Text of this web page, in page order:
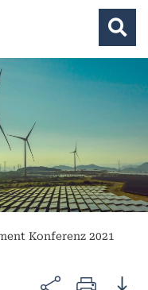
Konferenz 2021